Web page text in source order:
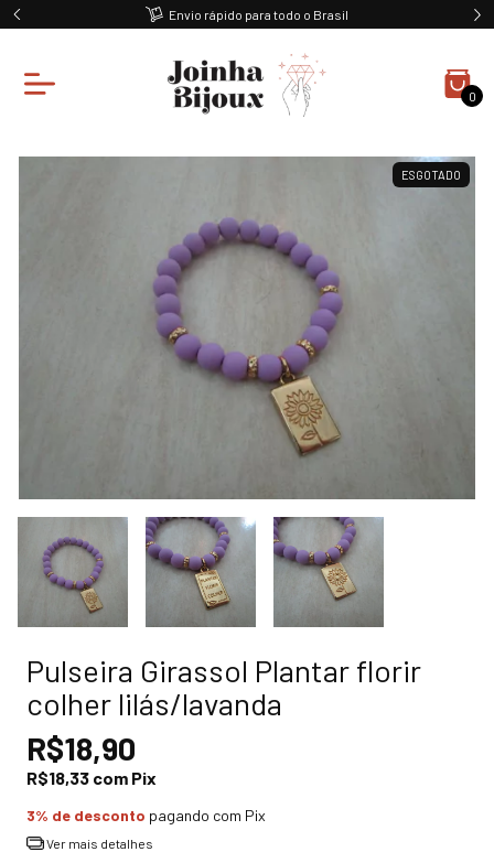
Envio rápido para todo o Brasil
0
ESGOTADO
Pulseira Girassol Plantar florir
colher lilás/lavanda
R$18,90
R$18,33 com Pix
3% de desconto pagando com Pix
Ver mais detalhes